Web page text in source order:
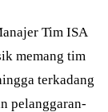
Tim ISA
memang tim
terkadang
pelanggaran-